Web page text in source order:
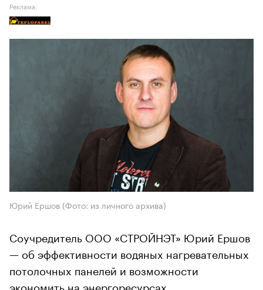
Реклама:
Юрий Ершов (Фото: из личного архива)
Соучредитель ООО «СТРОЙНЭТ» Юрий Ершов
— об эффективности водяных нагревательных
потолочных панелей и возможности
экономить на энергоресурсах